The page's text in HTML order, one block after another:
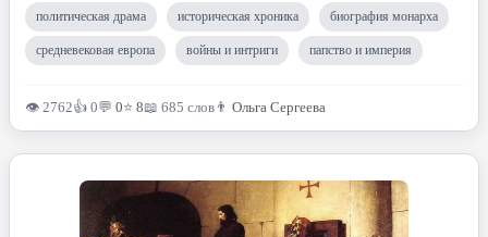
политическая драма историческая хроника биография монарха
средневековая европа войны и интриги папство и империя
👁 2762👍 0💬 0⭐ 8📖 685 слов 👨 Ольга Сергеева